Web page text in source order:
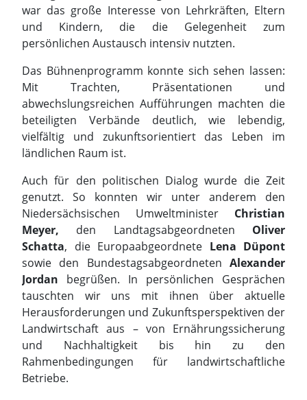
beteiligten Verbände deutlich, wie lebendig,
vielfältig und zukunftsorientiert das Leben im
ländlichen Raum ist.
Auch für den politischen Dialog wurde die Zeit
genutzt. So konnten wir unter anderem den
Niedersächsischen UmweltministerChristian
Meyer,den LandtagsabgeordnetenOliver
Schatta , die EuropaabgeordneteLena Düpont
sowie den Bundestagsabgeordneten
tauschten wir uns mit ihnen über aktuelle
Herausforderungen und Zukunftsperspektiven der
Landwirtschaft aus – von Ernährungssicherung
und Nachhaltigkeit bis hin zu den
Rahmenbedingungen für landwirtschaftliche
Betriebe.
Rund 35.000 Besucherinnen und Besucher allein
auf dem Kohlmarkt sprechen für sich. Wir
bedanken uns herzlich für den Besuch, die vielen
interessanten Gespräche, Fragen und das große
Interesse an der Landwirtschaft unserer Region.
Der Tag der Niedersachsen 2026 hat einmal mehr